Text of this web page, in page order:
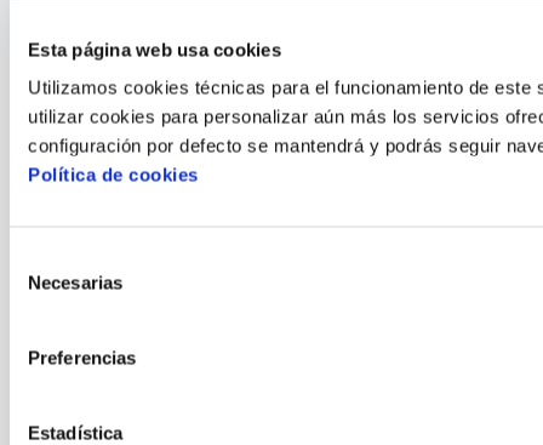
Esta página web usa cookies
Utilizamos cookies técnicas para el funcionamiento de
utilizar cookies para personalizar aún más los servicios
configuración por defecto se mantendrá y podrás seguir
Política de cookies
Necesarias
Preferencias
Estadística